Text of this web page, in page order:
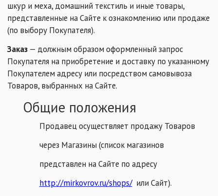
шкур и меха, домашний текстиль и иные товары,
представленные на Сайте к ознакомлению или продаже
(по выбору Покупателя).
Заказ — должным образом оформленный запрос
Покупателя на приобретение и доставку по указанному
Покупателем адресу или посредством самовывоза
Товаров, выбранных на Сайте.
Общие положения
Продавец осуществляет продажу Товаров
через Магазины (список магазинов
представлен на Сайте по адресу
http://mirkovrov.ru/shops/или Сайт).